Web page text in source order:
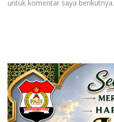
untuk komentar saya berikutnya.